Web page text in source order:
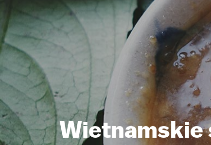
Wietnamskie